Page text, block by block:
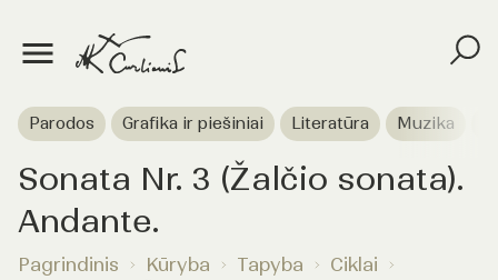
Parodos Grafika ir piešiniai Literatūra Muzika
Sonata Nr. 3 (Žalčio sonata).
Andante.
Pagrindinis Kūryba Tapyba
Ciklai